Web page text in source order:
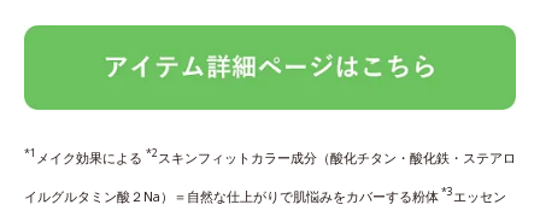
*1 メイク効果による *2スキンフィットカラー成分（酸化チタン・酸化鉄・ステアロ
イルグルタミン酸２Na）＝自然な仕上がりで肌悩みをカバーする粉体*3エッセン